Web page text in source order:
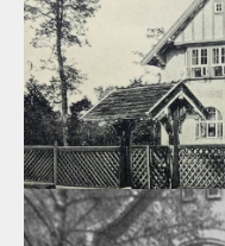
24.03.2020
Виллы - близнецы
Наилучший пример
реставрации объектов
Георгенсвальде
современном
21.03.2020